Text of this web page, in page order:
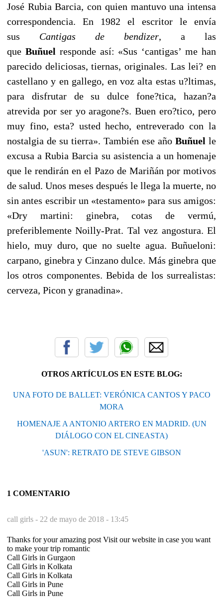
José Rubia Barcia, con quien mantuvo una intensa
correspondencia. En 1982 el escritor le envía
sus Cantigas de bendizer, a las
que Buñuel responde así: «Sus ‘cantigas’ me han
parecido deliciosas, tiernas, originales. Las lei? en
castellano y en gallego, en voz alta estas u?ltimas,
para disfrutar de su dulce fone?tica, hazan?a
atrevida por ser yo aragone?s. Buen ero?tico, pero
muy fino, esta? usted hecho, entreverado con la
nostalgia de su tierra». También ese año Buñuel le
excusa a Rubia Barcia su asistencia a un homenaje
que le rendirán en el Pazo de Mariñán por motivos
de salud. Unos meses después le llega la muerte, no
sin antes escribir un «testamento» para sus amigos:
«Dry martini: ginebra, cotas de vermú,
preferiblemente Noilly-Prat. Tal vez angostura. El
hielo, muy duro, que no suelte agua. Buñueloni:
carpano, ginebra y Cinzano dulce. Más ginebra que
los otros componentes. Bebida de los surrealistas:
cerveza, Picon y granadina».
OTROS ARTÍCULOS EN ESTE BLOG:
UNA FOTO DE BALLET: VERÓNICA CANTOS Y PACO
MORA
HOMENAJE A ANTONIO ARTERO EN MADRID. (UN
DIÁLOGO CON EL CINEASTA)
'ASUN': RETRATO DE STEVE GIBSON
1 COMENTARIO
call girls - 22 de mayo de 2018 - 13:45
Thanks for your amazing post Visit our website in case you want
to make your trip romantic
Call Girls in Gurgaon
Call Girls in Kolkata
Call Girls in Kolkata
Call Girls in Pune
Call Girls in Pune